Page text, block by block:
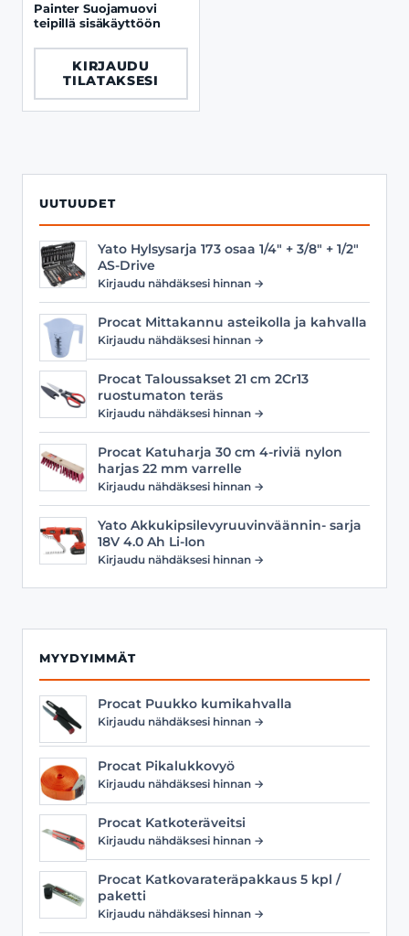
UUTUUDET
Yato Hylsysarja 173 osaa 1/4" + 3/8" + 1/2"
AS-Drive
Kirjaudu nähdäksesi hinnan →
Procat Mittakannu asteikolla ja kahvalla
Kirjaudu nähdäksesi hinnan →
Procat Taloussakset 21 cm 2Cr13
ruostumaton teräs
Kirjaudu nähdäksesi hinnan →
Procat Katuharja 30 cm 4-riviä nylon
harjas 22 mm varrelle
Kirjaudu nähdäksesi hinnan →
Yato Akkukipsilevyruuvinväännin- sarja
18V 4.0 Ah Li-Ion
Kirjaudu nähdäksesi hinnan →
MYYDYIMMÄT
Procat Puukko kumikahvalla
Kirjaudu nähdäksesi hinnan →
Procat Pikalukkovyö
Kirjaudu nähdäksesi hinnan →
Procat Katkoteräveitsi
Kirjaudu nähdäksesi hinnan →
Procat Katkovarateräpakkaus 5 kpl /
paketti
Kirjaudu nähdäksesi hinnan →
Painter Suojamuovi
teipillä sisäkäyttöön
KIRJAUDU
TILATAKSESI